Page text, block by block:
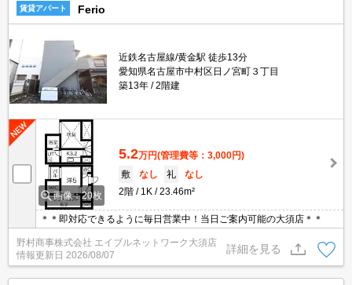
賃貸アパート Ferio
近鉄名古屋線/黄金駅 徒歩13分
愛知県名古屋市中村区日ノ宮町３丁目
築13年
2階建
画像：20枚
5.2万円(管理費等：3,000円)
敷
なし 礼
なし
2階
1K 23.46m²
＊＊即対応できるように毎日営業中！当日ご案内可能の大須店＊＊
野村商事株式会社 エイブルネットワーク大須店
情報更新日 2026/08/07
詳細を見る